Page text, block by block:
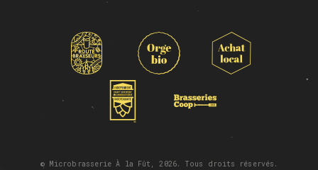
© Microbrasserie À la Fût, 2026. Tous droits réservés.